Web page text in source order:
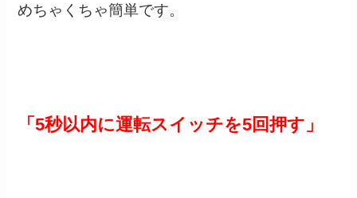
めちゃくちゃ簡単です。
「5秒以内に運転スイッチを5回押す」